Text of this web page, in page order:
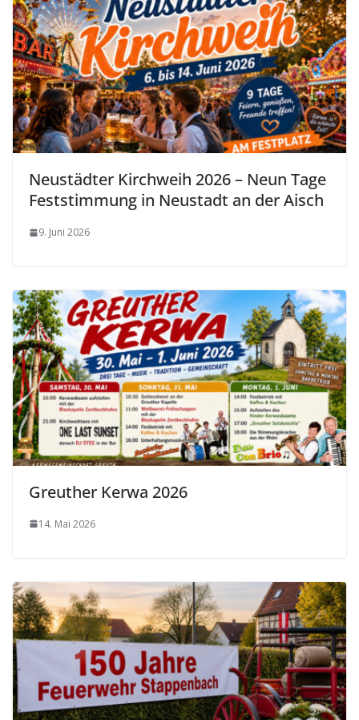
Neustädter Kirchweih 2026 – Neun Tage
Feststimmung in Neustadt an der Aisch
9. Juni 2026
Greuther Kerwa 2026
14. Mai 2026